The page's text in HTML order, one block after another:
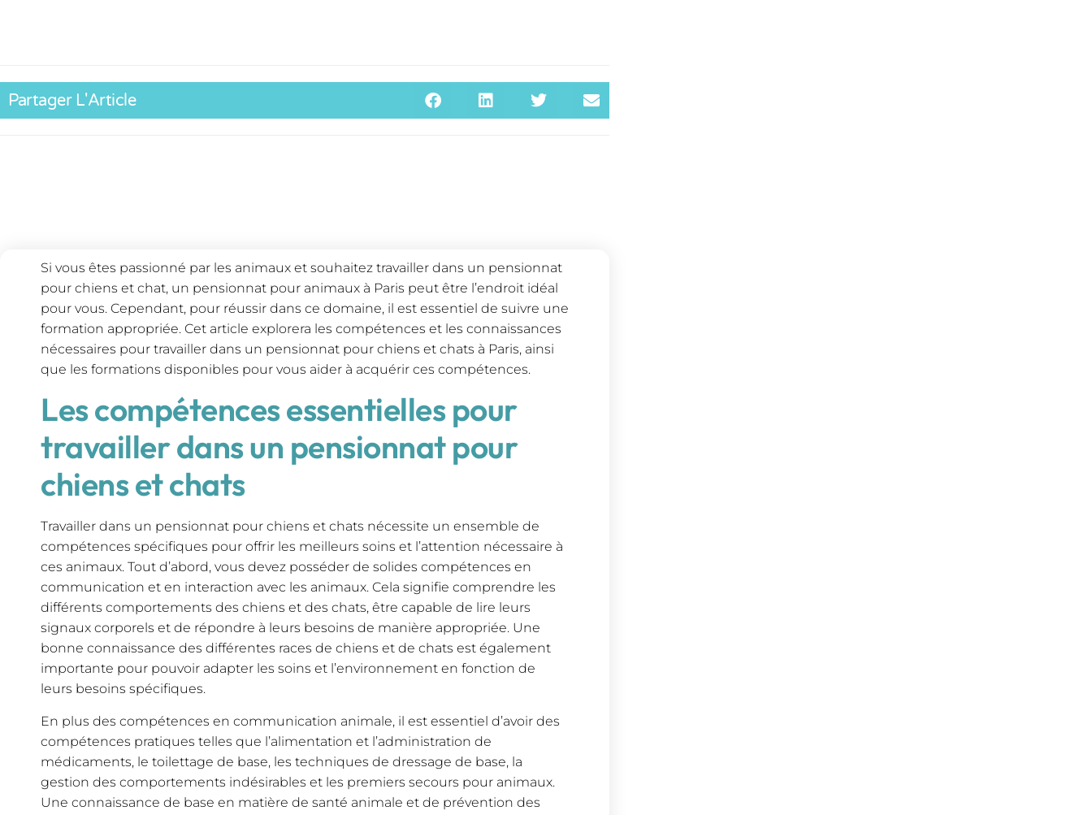
Partager L'Article
Si vous êtes passionné par les animaux et souhaitez travailler dans un pensionnat
pour chiens et chat, un pensionnat pour animaux à Paris peut être l’endroit idéal
pour vous. Cependant, pour réussir dans ce domaine, il est essentiel de suivre une
formation appropriée. Cet article explorera les compétences et les connaissances
nécessaires pour travailler dans un pensionnat pour chiens et chats à Paris, ainsi
que les formations disponibles pour vous aider à acquérir ces compétences.
Les compétences essentielles pour
travailler dans un pensionnat pour
chiens et chats
Travailler dans un pensionnat pour chiens et chats nécessite un ensemble de
compétences spécifiques pour offrir les meilleurs soins et l’attention nécessaire à
ces animaux. Tout d’abord, vous devez posséder de solides compétences en
communication et en interaction avec les animaux. Cela signifie comprendre les
différents comportements des chiens et des chats, être capable de lire leurs
signaux corporels et de répondre à leurs besoins de manière appropriée. Une
bonne connaissance des différentes races de chiens et de chats est également
importante pour pouvoir adapter les soins et l’environnement en fonction de
leurs besoins spécifiques.
En plus des compétences en communication animale, il est essentiel d’avoir des
compétences pratiques telles que l’alimentation et l’administration de
médicaments, le toilettage de base, les techniques de dressage de base, la
gestion des comportements indésirables et les premiers secours pour animaux.
Une connaissance de base en matière de santé animale et de prévention des